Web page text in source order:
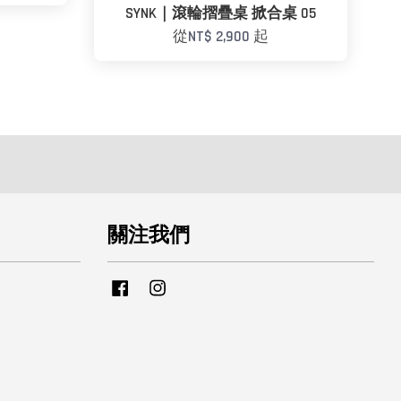
SYNK｜滾輪摺疊桌 掀合桌 05
從NT$ 2,900 起
關注我們
Facebook